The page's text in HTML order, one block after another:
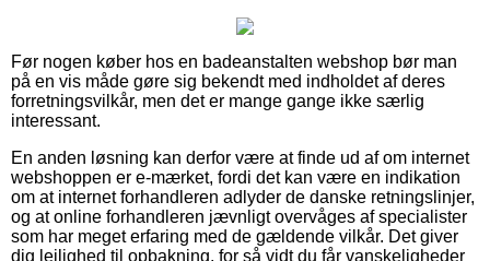
Før nogen køber hos en badeanstalten webshop bør man
på en vis måde gøre sig bekendt med indholdet af deres
forretningsvilkår, men det er mange gange ikke særlig
interessant.
En anden løsning kan derfor være at finde ud af om internet
webshoppen er e-mærket, fordi det kan være en indikation
om at internet forhandleren adlyder de danske retningslinjer,
og at online forhandleren jævnligt overvåges af specialister
som har meget erfaring med de gældende vilkår. Det giver
dig lejlighed til opbakning, for så vidt du får vanskeligheder